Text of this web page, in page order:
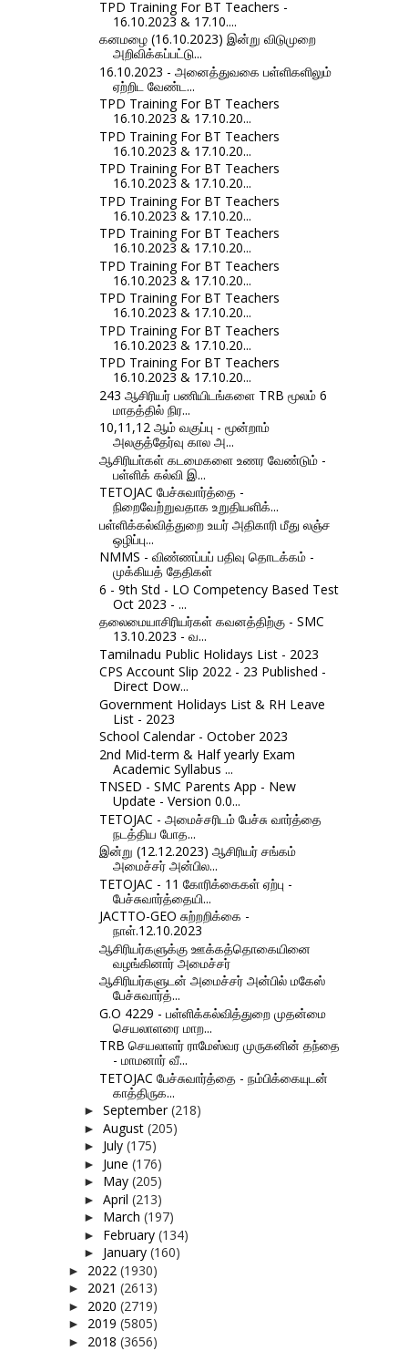
TPD Training For BT Teachers -
16.10.2023 & 17.10....
கனமழை (16.10.2023) இன்று விடுமுறை
அறிவிக்கப்பட்டு...
16.10.2023 - அனைத்துவகை பள்ளிகளிலும்
ஏற்றிட வேண்ட...
TPD Training For BT Teachers
16.10.2023 & 17.10.20...
TPD Training For BT Teachers
16.10.2023 & 17.10.20...
TPD Training For BT Teachers
16.10.2023 & 17.10.20...
TPD Training For BT Teachers
16.10.2023 & 17.10.20...
TPD Training For BT Teachers
16.10.2023 & 17.10.20...
TPD Training For BT Teachers
16.10.2023 & 17.10.20...
TPD Training For BT Teachers
16.10.2023 & 17.10.20...
TPD Training For BT Teachers
16.10.2023 & 17.10.20...
TPD Training For BT Teachers
16.10.2023 & 17.10.20...
243 ஆசிரியர் பணியிடங்களை TRB மூலம் 6
மாதத்தில் நிர...
10,11,12 ஆம் வகுப்பு - மூன்றாம்
அலகுத்தேர்வு கால அ...
ஆசிரியா்கள் கடமைகளை உணர வேண்டும் -
பள்ளிக் கல்வி இ...
TETOJAC பேச்சுவார்த்தை -
நிறைவேற்றுவதாக உறுதியளிக்...
பள்ளிக்கல்வித்துறை உயர் அதிகாரி மீது லஞ்ச
ஒழிப்பு...
NMMS - விண்ணப்பப் பதிவு தொடக்கம் -
முக்கியத் தேதிகள்
6 - 9th Std - LO Competency Based Test
Oct 2023 - ...
தலைமையாசிரியர்கள் கவனத்திற்கு - SMC
13.10.2023 - வ...
Tamilnadu Public Holidays List - 2023
CPS Account Slip 2022 - 23 Published -
Direct Dow...
Government Holidays List & RH Leave
List - 2023
School Calendar - October 2023
2nd Mid-term & Half yearly Exam
Academic Syllabus ...
TNSED - SMC Parents App - New
Update - Version 0.0...
TETOJAC - அமைச்சரிடம் பேச்சு வார்த்தை
நடத்திய போத...
இன்று (12.12.2023) ஆசிரியர் சங்கம்
அமைச்சர் அன்பில...
TETOJAC - 11 கோரிக்கைகள் ஏற்பு -
பேச்சுவார்த்தையி...
JACTTO-GEO சுற்றறிக்கை -
நாள்.12.10.2023
ஆசிரியர்களுக்கு ஊக்கத்தொகையினை
வழங்கினார் அமைச்சர்
ஆசிரியர்களுடன் அமைச்சர் அன்பில் மகேஸ்
பேச்சுவார்த்...
G.O 4229 - பள்ளிக்கல்வித்துறை முதன்மை
செயலாளரை மாற...
TRB செயலாளர் ராமேஸ்வர முருகனின் தந்தை
- மாமனார் வீ...
TETOJAC பேச்சுவார்த்தை - நம்பிக்கையுடன்
காத்திருக...
► September(218)
► August (205)
► July (175)
► June (176)
► May (205)
► April (213)
► March (197)
► February (134)
► January (160)
► 2022 (1930)
► 2021 (2613)
► 2020 (2719)
► 2019 (5805)
► 2018 (3656)